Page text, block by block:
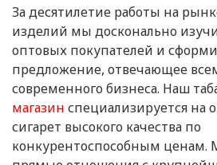
За десятилетие работы на
изделий мы досконально
оптовых покупателей и
предложение, отвечающее
современного бизнеса. Наш
магазин специализируется на
сигарет высокого качества по
конкурентоспособным ценам.